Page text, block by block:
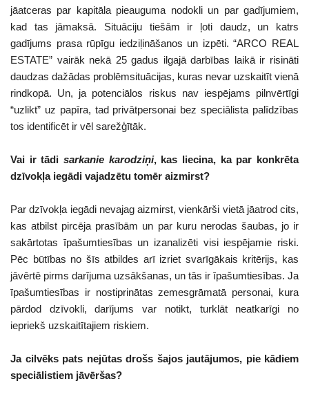
jāatceras par kapitāla pieauguma nodokli un par gadījumiem,
kad tas jāmaksā. Situāciju tiešām ir ļoti daudz, un katrs
gadījums prasa rūpīgu iedziļināšanos un izpēti. “ARCO REAL
ESTATE” vairāk nekā 25 gadus ilgajā darbības laikā ir risināti
daudzas dažādas problēmsituācijas, kuras nevar uzskaitīt vienā
rindkopā. Un, ja potenciālos riskus nav iespējams pilnvērtīgi
“uzlikt” uz papīra, tad privātpersonai bez speciālista palīdzības
tos identificēt ir vēl sarežģītāk.
Vai ir tādi sarkanie karodziņi, kas liecina, ka par konkrēta
dzīvokļa iegādi vajadzētu tomēr aizmirst?
Par dzīvokļa iegādi nevajag aizmirst, vienkārši vietā jāatrod cits,
kas atbilst pircēja prasībām un par kuru nerodas šaubas, jo ir
sakārtotas īpašumtiesības un izanalizēti visi iespējamie riski.
Pēc būtības no šīs atbildes arī izriet svarīgākais kritērijs, kas
jāvērtē pirms darījuma uzsākšanas, un tās ir īpašumtiesības. Ja
īpašumtiesības ir nostiprinātas zemesgrāmatā personai, kura
pārdod dzīvokli, darījums var notikt, turklāt neatkarīgi no
iepriekš uzskaitītajiem riskiem.
Ja cilvēks pats nejūtas drošs šajos jautājumos, pie kādiem
speciālistiem jāvēršas?